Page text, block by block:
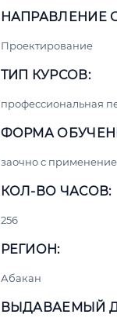
НАПРАВЛЕНИЕ
Проектирование
ТИП КУРСОВ:
профессиональная
ФОРМА
заочно с
КОЛ-ВО ЧАСОВ:
256
РЕГИОН:
Абакан
ВЫДАВАЕМЫЙ